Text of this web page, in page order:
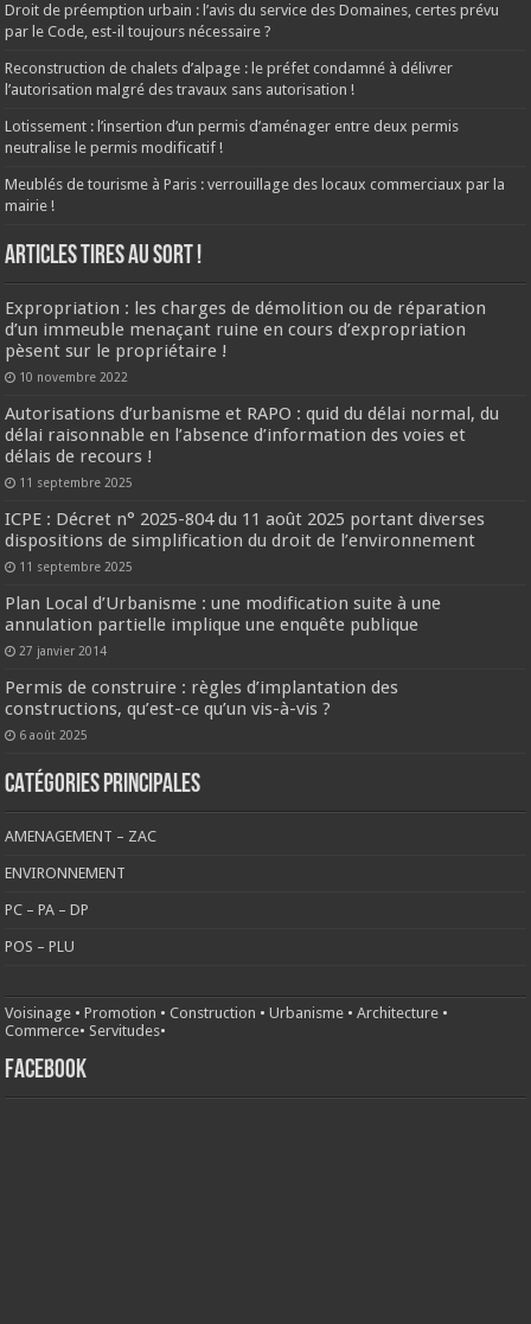
Droit de préemption urbain : l’avis du service des Domaines, certes prévu
par le Code, est-il toujours nécessaire ?
Reconstruction de chalets d’alpage : le préfet condamné à délivrer
l’autorisation malgré des travaux sans autorisation !
Lotissement : l’insertion d’un permis d’aménager entre deux permis
neutralise le permis modificatif !
Meublés de tourisme à Paris : verrouillage des locaux commerciaux par la
mairie !
ARTICLES TIRES AU SORT !
Expropriation : les charges de démolition ou de réparation
d’un immeuble menaçant ruine en cours d’expropriation
pèsent sur le propriétaire !
10 novembre 2022
Autorisations d’urbanisme et RAPO : quid du délai normal, du
délai raisonnable en l’absence d’information des voies et
délais de recours !
11 septembre 2025
ICPE : Décret n° 2025-804 du 11 août 2025 portant diverses
dispositions de simplification du droit de l’environnement
11 septembre 2025
Plan Local d’Urbanisme : une modification suite à une
annulation partielle implique une enquête publique
27 janvier 2014
Permis de construire : règles d’implantation des
constructions, qu’est-ce qu’un vis-à-vis ?
6 août 2025
CATÉGORIES PRINCIPALES
AMENAGEMENT – ZAC
ENVIRONNEMENT
PC – PA – DP
POS – PLU
Voisinage •Promotion •Construction •Urbanisme •Architecture •
Commerce• Servitudes•
FACEBOOK